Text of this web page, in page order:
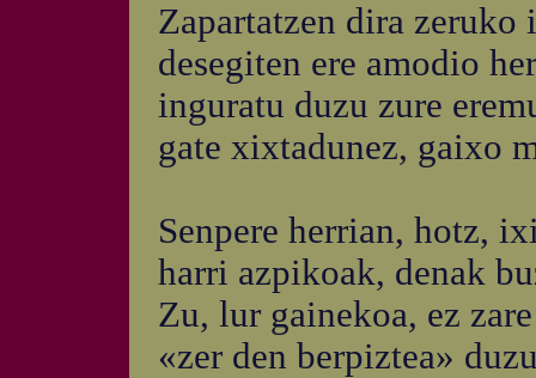
Zapartatzen dira zeruko
desegiten ere amodio
inguratu duzu zure
gate xixtadunez, gaixo
Senpere herrian, hotz,
harri azpikoak, denak
Zu, lur gainekoa, ez
«zer den berpiztea»